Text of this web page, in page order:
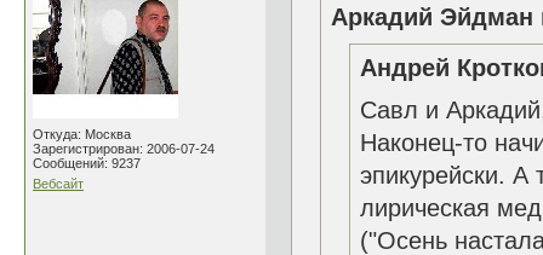
Откуда: Москва
Зарегистрирован: 2006-07-24
Сообщений: 9237
Вебсайт
Аркадий Эйдман
Андрей
Савл и
Наконец-то
эпикурейски.
лирическая
("Осень